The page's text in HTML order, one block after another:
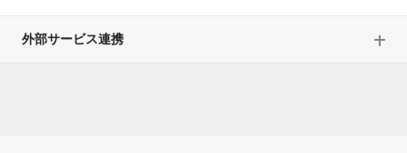
外部サービス連携